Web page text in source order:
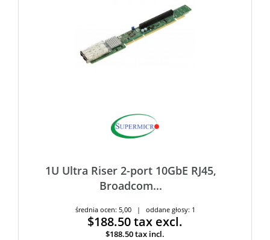
1U Ultra Riser 2-port 10GbE RJ45,
Broadcom...
średnia ocen: 5,00 | oddane głosy: 1
$188.50tax excl.
$188.50tax incl.